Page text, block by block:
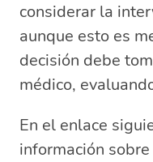
considerar la
aunque esto es
decisión debe
médico,
En el enlace
información